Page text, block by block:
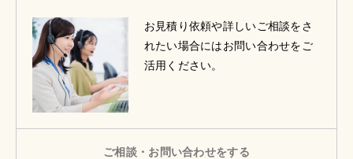
お見積り依頼や詳しいご相談をさ
れたい場合にはお問い合わせをご
活用ください。
ご相談・お問い合わせをする